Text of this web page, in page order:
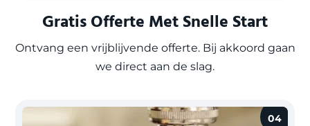
Gratis Offerte Met Snelle Start
Ontvang een vrijblijvende offerte. Bij akkoord gaan
we direct aan de slag.
04